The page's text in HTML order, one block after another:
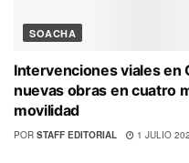
SOACHA
Intervenciones viales en
nuevas obras en cuatro
movilidad
POR STAFF EDITORIAL 1 JULIO